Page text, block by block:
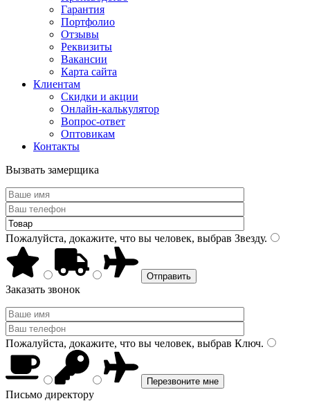
Гарантия
Портфолио
Отзывы
Реквизиты
Вакансии
Карта сайта
Клиентам
Скидки и акции
Онлайн-калькулятор
Вопрос-ответ
Оптовикам
Контакты
Вызвать замерщика
Пожалуйста, докажите, что вы человек, выбрав Звезду.
Заказать звонок
Пожалуйста, докажите, что вы человек, выбрав Ключ.
Письмо директору